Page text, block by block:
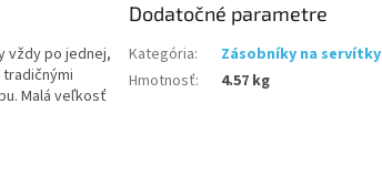
vždy po jednej,
Malá veľkosť
Dodatočné parametre
Kategória:
Zásobníky na servítky
Hmotnosť: 4.57 kg